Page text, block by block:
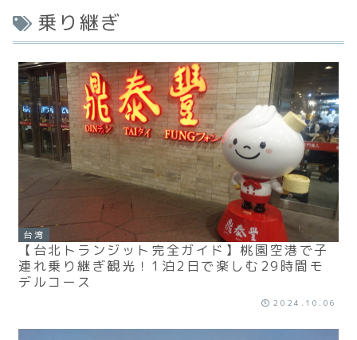
乗り継ぎ
台湾
【台北トランジット完全ガイド】桃園空港で子
連れ乗り継ぎ観光！1泊2日で楽しむ29時間モ
デルコース
2024.10.06